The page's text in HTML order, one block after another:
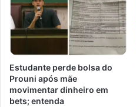
Estudante perde bolsa do
Prouni após mãe
movimentar dinheiro em
bets; entenda